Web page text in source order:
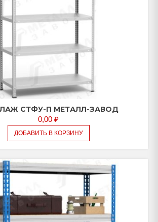
СТФУ-П МЕТАЛЛ-ЗАВОД
0,00 ₽
ДОБАВИТЬ В КОРЗИНУ